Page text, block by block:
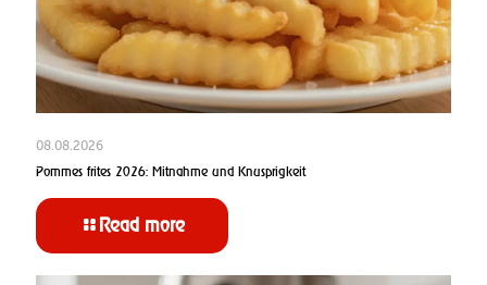
08.08.2026
Pommes frites 2026: Mitnahme und Knusprigkeit
Read more